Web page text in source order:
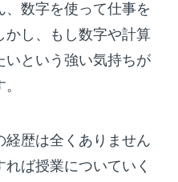
数字を使って仕事を
かし、もし数字や計算
いという強い気持ちが
経歴は全くありません
ば授業についていく